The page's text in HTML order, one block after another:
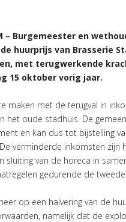
– Burgemeester en
huurprijs van Brasserie
met terugwerkende
15 oktober vorig jaar.
maken met de terugval in
het oude stadhuis. De
en kan dus tot bijstelling
verminderde inkomsten zijn
sluiting van de horeca in
gedurende de
op een halvering van de
namelijk dat de